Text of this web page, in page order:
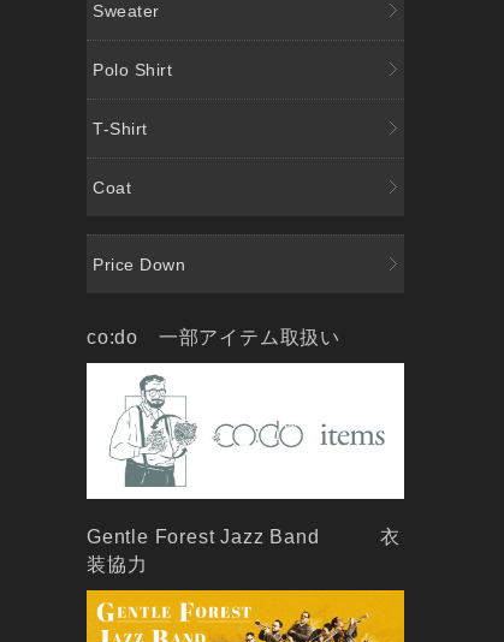
Sweater
Polo Shirt
T-Shirt
Coat
Price Down
co:do 一部アイテム取扱い
Gentle Forest Jazz Band 衣
装協力